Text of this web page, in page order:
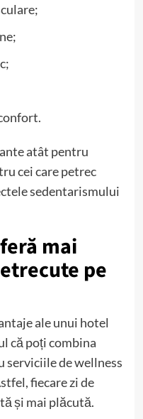
atât pentru
cei care petrec
sedentarismului
mai
pe
ale unui hotel
că poți combina
serviciile de wellness
fiecare zi de
și mai plăcută.